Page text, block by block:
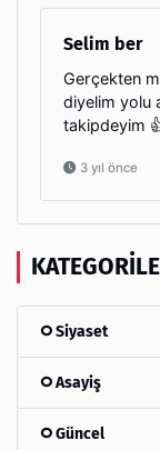
Selim ber
Gerçekten
diyelim yolu
takipdeyim
3 yıl önce
Siyaset
Asayiş
Güncel